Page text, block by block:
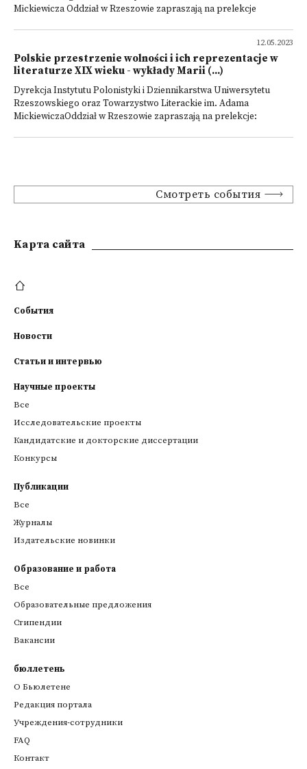
Mickiewicza Oddział w Rzeszowie zapraszają na prelekcje
12.05.2023
Polskie przestrzenie wolności i ich reprezentacje w
literaturze XIX wieku - wykłady Marii (...)
Dyrekcja Instytutu Polonistyki i Dziennikarstwa Uniwersytetu
Rzeszowskiego oraz Towarzystwo Literackie im. Adama
MickiewiczaOddział w Rzeszowie zapraszają na prelekcje:
Смотреть события
Kарта сайта
События
Новости
Статьи и интервью
Научные проекты
Все
Исследовательские проекты
Кандидатские и докторские диссертации
Конкурсы
Публикации
Все
Журналы
Издательские новинки
Образование и работа
Все
Образовательные предложения
Стипендии
Вакансии
бюллетень
О Бьюлетене
Редакция портала
Учреждения-сотрудники
FAQ
Контакт